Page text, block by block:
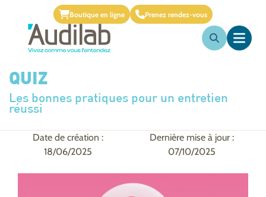
Boutique en ligne Prenez rendez-vous
QUIZ
Les bonnes pratiques pour un entretien
réussi
Date de création :
18/06/2025
Dernière mise à jour :
07/10/2025